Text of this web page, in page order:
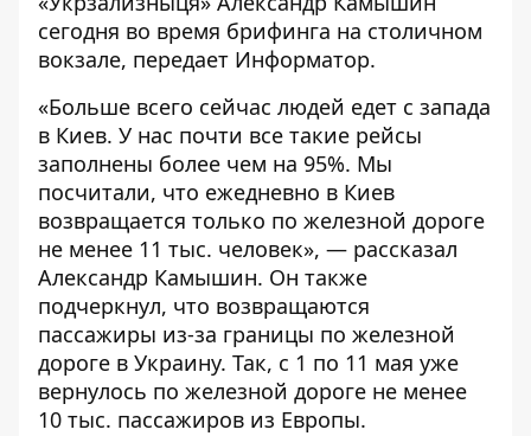
сегодня во время брифинга на столичном
вокзале, передает Информатор.
«Больше всего сейчас людей едет с запада
в Киев. У нас почти все такие рейсы
заполнены более чем на 95%. Мы
посчитали, что ежедневно в Киев
возвращается только по железной дороге
не менее 11 тыс. человек», — рассказал
Александр Камышин. Он также
подчеркнул, что возвращаются
пассажиры из-за границы по железной
дороге в Украину. Так, с 1 по 11 мая уже
вернулось по железной дороге не менее
10 тыс. пассажиров из Европы.